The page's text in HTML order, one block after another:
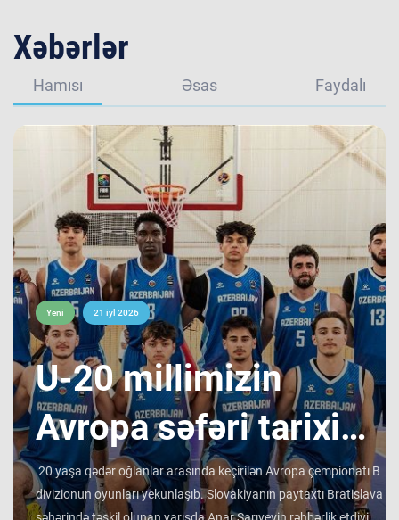
Xəbərlər
Hamısı Əsas Faydalı
Yeni 21 iyl 2026
​U-20 millimizin
Avropa səfəri tarixi
bir ilklə yekunlaşıb !
20 yaşa qədər oğlanlar arasında keçirilən Avropa çempionatı B
divizionun oyunları yekunlaşıb. Slovakiyanın paytaxtı Bratislava